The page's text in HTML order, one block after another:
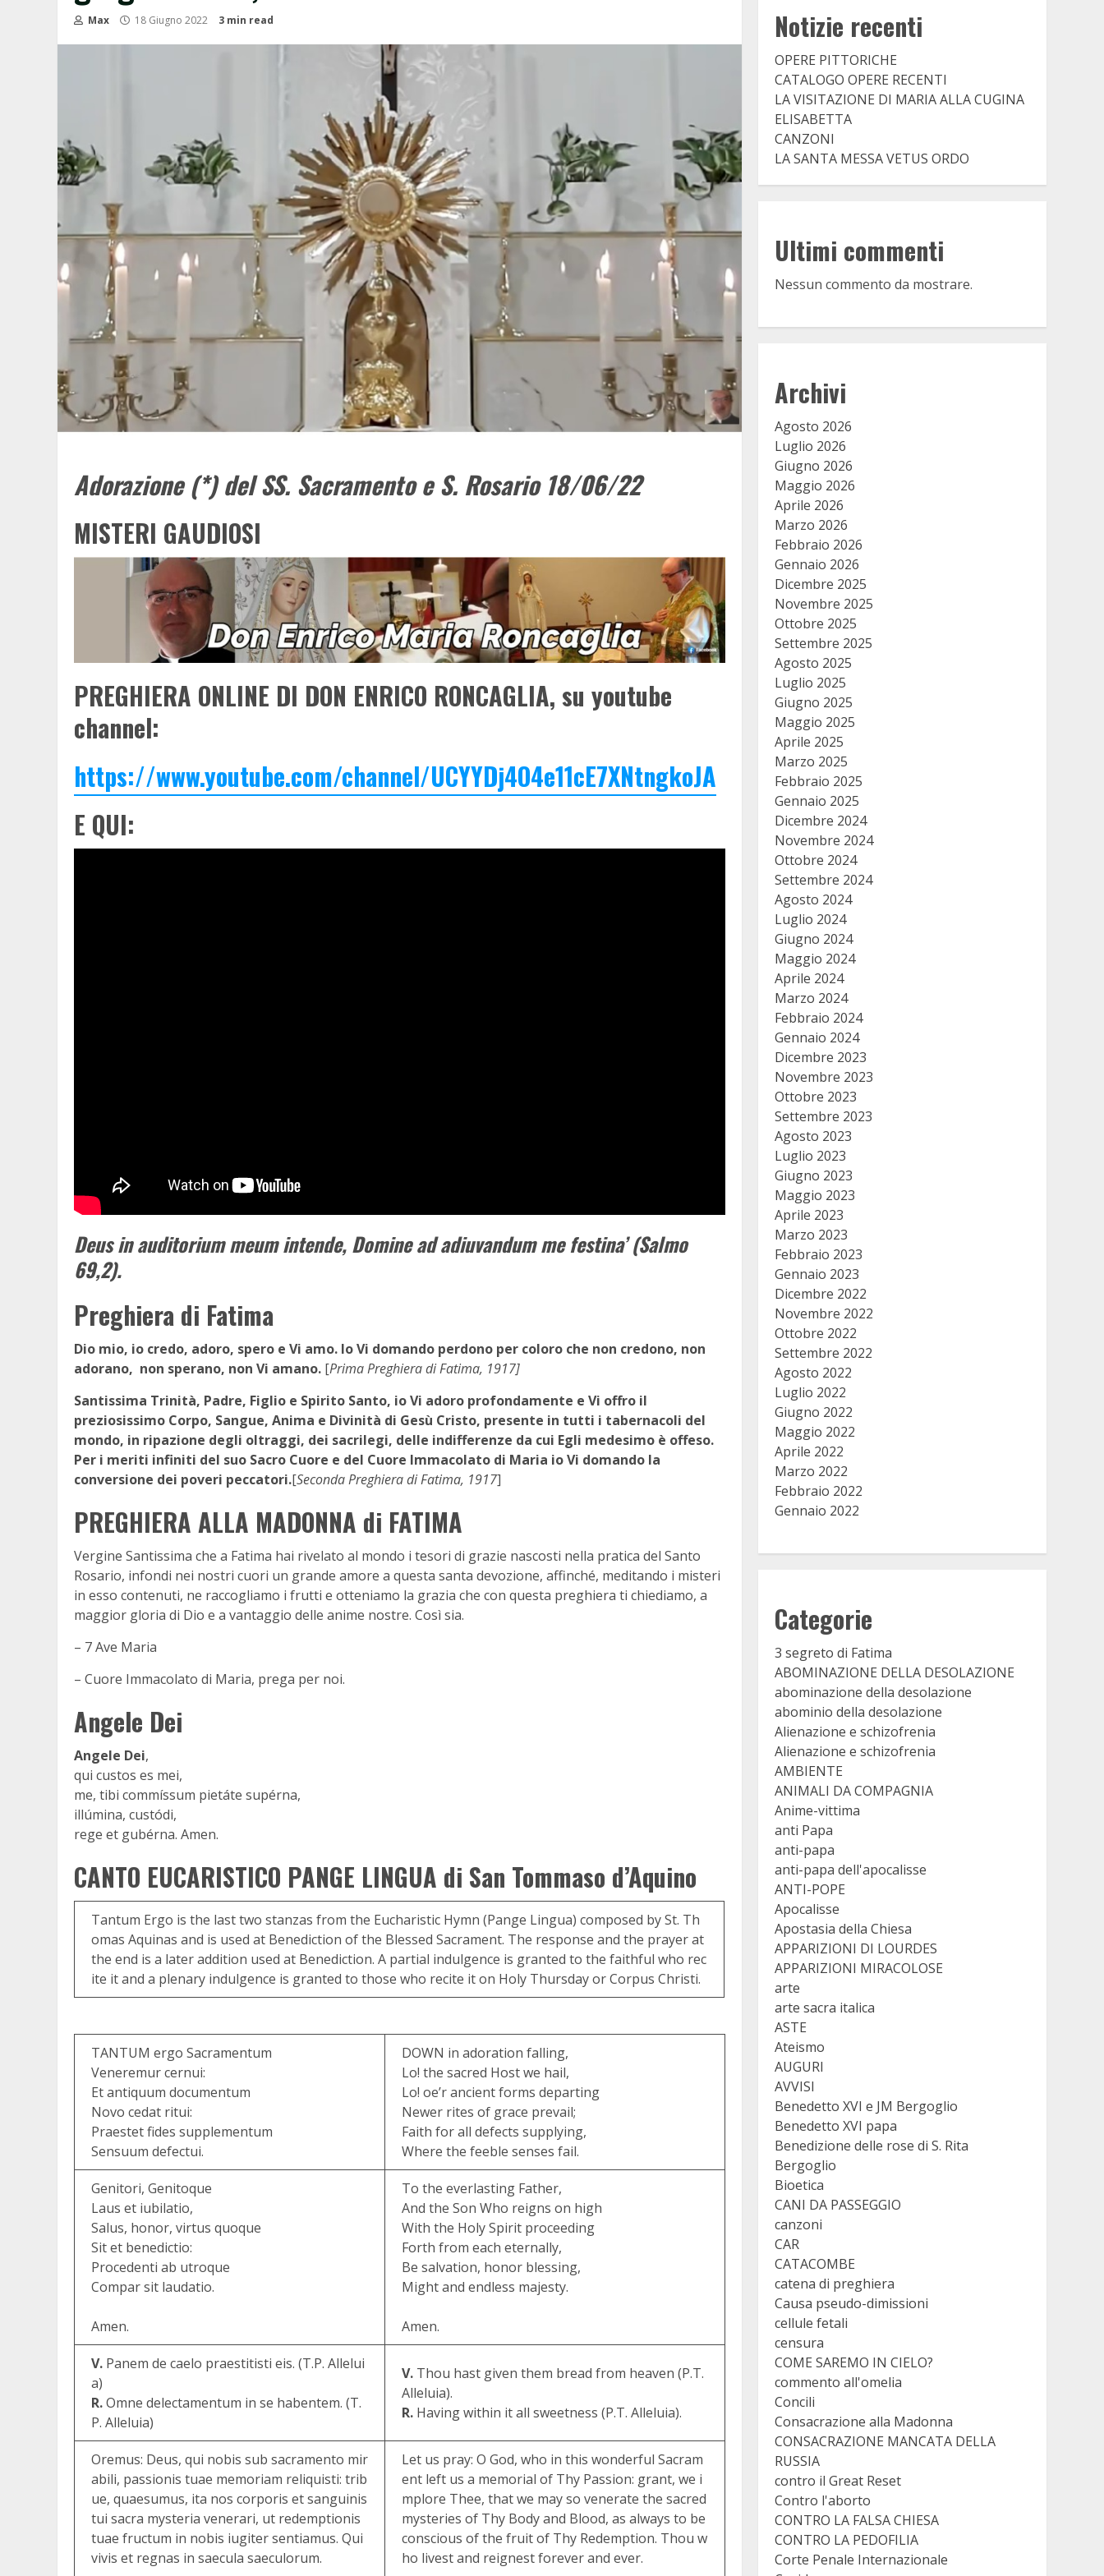
Max 18 Giugno 2022 3 min read
Adorazione (*) del SS. Sacramento e S. Rosario 18/06/22
MISTERI GAUDIOSI
PREGHIERA ONLINE DI DON ENRICO RONCAGLIA, su youtube
channel:
https://www.youtube.com/channel/UCYYDj4O4e11cE7XNtngkoJA
E QUI:
Deus in auditorium meum intende, Domine ad adiuvandum me festina’ (Salmo
69,2).
Preghiera di Fatima
Dio mio, io credo, adoro, spero e Vi amo. Io Vi domando perdono per coloro che non credono, non
adorano, non sperano, non Vi amano. [Prima Preghiera di Fatima, 1917]
Santissima Trinità, Padre, Figlio e Spirito Santo, io Vi adoro profondamente e Vi offro il
preziosissimo Corpo, Sangue, Anima e Divinità di Gesù Cristo, presente in tutti i tabernacoli del
mondo, in ripazione degli oltraggi, dei sacrilegi, delle indifferenze da cui Egli medesimo è offeso.
Per i meriti infiniti del suo Sacro Cuore e del Cuore Immacolato di Maria io Vi domando la
conversione dei poveri peccatori.[Seconda Preghiera di Fatima, 1917]
PREGHIERA ALLA MADONNA di FATIMA
Vergine Santissima che a Fatima hai rivelato al mondo i tesori di grazie nascosti nella pratica del Santo
Rosario, infondi nei nostri cuori un grande amore a questa santa devozione, affinché, meditando i misteri
in esso contenuti, ne raccogliamo i frutti e otteniamo la grazia che con questa preghiera ti chiediamo, a
maggior gloria di Dio e a vantaggio delle anime nostre. Così sia.
– 7 Ave Maria
– Cuore Immacolato di Maria, prega per noi.
Angele Dei
Angele Dei,
qui custos es mei,
me, tibi commíssum pietáte supérna,
illúmina, custódi,
rege et gubérna. Amen.
CANTO EUCARISTICO PANGE LINGUA di San Tommaso d’Aquino
Tantum Ergo is the last two stanzas from the Eucharistic Hymn (Pange Lingua) composed by St. Th
omas Aquinas and is used at Benediction of the Blessed Sacrament. The response and the prayer at
the end is a later addition used at Benediction. A partial indulgence is granted to the faithful who rec
ite it and a plenary indulgence is granted to those who recite it on Holy Thursday or Corpus Christi.
TANTUM ergo Sacramentum
Veneremur cernui:
Et antiquum documentum
Novo cedat ritui:
Praestet fides supplementum
Sensuum defectui.
DOWN in adoration falling,
Lo! the sacred Host we hail,
Lo! oe’r ancient forms departing
Newer rites of grace prevail;
Faith for all defects supplying,
Where the feeble senses fail.
Genitori, Genitoque
Laus et iubilatio,
Salus, honor, virtus quoque
Sit et benedictio:
Procedenti ab utroque
Compar sit laudatio.
Amen.
To the everlasting Father,
And the Son Who reigns on high
With the Holy Spirit proceeding
Forth from each eternally,
Be salvation, honor blessing,
Might and endless majesty.
Amen.
V. Panem de caelo praestitisti eis. (T.P. Allelui
a)
R.Omne delectamentum in se habentem. (T.
P. Alleluia)
V. Thou hast given them bread from heaven (P.T.
Alleluia).
R. Having within it all sweetness (P.T. Alleluia).
Oremus: Deus, qui nobis sub sacramento mir
abili, passionis tuae memoriam reliquisti: trib
ue, quaesumus, ita nos corporis et sanguinis
tui sacra mysteria venerari, ut redemptionis
tuae fructum in nobis iugiter sentiamus. Qui
vivis et regnas in saecula saeculorum.
Let us pray: O God, who in this wonderful Sacram
ent left us a memorial of Thy Passion: grant, we i
mplore Thee, that we may so venerate the sacred
mysteries of Thy Body and Blood, as always to be
conscious of the fruit of Thy Redemption. Thou w
ho livest and reignest forever and ever.
Notizie recenti
OPERE PITTORICHE
CATALOGO OPERE RECENTI
LA VISITAZIONE DI MARIA ALLA CUGINA
ELISABETTA
CANZONI
LA SANTA MESSA VETUS ORDO
Ultimi commenti
Nessun commento da mostrare.
Archivi
Agosto 2026
Luglio 2026
Giugno 2026
Maggio 2026
Aprile 2026
Marzo 2026
Febbraio 2026
Gennaio 2026
Dicembre 2025
Novembre 2025
Ottobre 2025
Settembre 2025
Agosto 2025
Luglio 2025
Giugno 2025
Maggio 2025
Aprile 2025
Marzo 2025
Febbraio 2025
Gennaio 2025
Dicembre 2024
Novembre 2024
Ottobre 2024
Settembre 2024
Agosto 2024
Luglio 2024
Giugno 2024
Maggio 2024
Aprile 2024
Marzo 2024
Febbraio 2024
Gennaio 2024
Dicembre 2023
Novembre 2023
Ottobre 2023
Settembre 2023
Agosto 2023
Luglio 2023
Giugno 2023
Maggio 2023
Aprile 2023
Marzo 2023
Febbraio 2023
Gennaio 2023
Dicembre 2022
Novembre 2022
Ottobre 2022
Settembre 2022
Agosto 2022
Luglio 2022
Giugno 2022
Maggio 2022
Aprile 2022
Marzo 2022
Febbraio 2022
Gennaio 2022
Categorie
3 segreto di Fatima
ABOMINAZIONE DELLA DESOLAZIONE
abominazione della desolazione
abominio della desolazione
Alienazione e schizofrenia
Alienazione e schizofrenia
AMBIENTE
ANIMALI DA COMPAGNIA
Anime-vittima
anti Papa
anti-papa
anti-papa dell'apocalisse
ANTI-POPE
Apocalisse
Apostasia della Chiesa
APPARIZIONI DI LOURDES
APPARIZIONI MIRACOLOSE
arte
arte sacra italica
ASTE
Ateismo
AUGURI
AVVISI
Benedetto XVI e JM Bergoglio
Benedetto XVI papa
Benedizione delle rose di S. Rita
Bergoglio
Bioetica
CANI DA PASSEGGIO
canzoni
CAR
CATACOMBE
catena di preghiera
Causa pseudo-dimissioni
cellule fetali
censura
COME SAREMO IN CIELO?
commento all'omelia
Concili
Consacrazione alla Madonna
CONSACRAZIONE MANCATA DELLA
RUSSIA
contro il Great Reset
Contro l'aborto
CONTRO LA FALSA CHIESA
CONTRO LA PEDOFILIA
Corte Penale Internazionale